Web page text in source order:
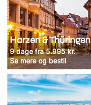
Harzen & Thüringen
9 dage fra 5.995 kr.
Se mere og bestil